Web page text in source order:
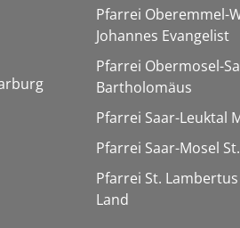
Pfarrei Oberemmel-
Johannes Evangelist
Pfarrei Obermosel-
Bartholomäus
Pfarrei Saar-Leuktal
Pfarrei Saar-Mosel
Pfarrei St.
Land